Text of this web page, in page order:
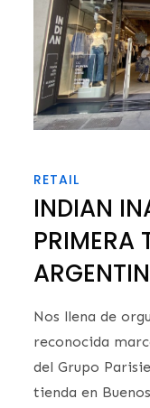
RETAIL
INDIAN
PRIMERA
Nos llena de
reconocida
del Grupo
tienda en